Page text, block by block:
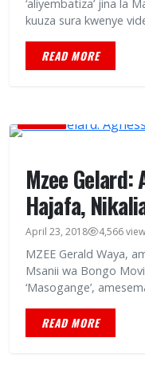
‘aliyembatiza’ jina la
kuuza sura kwenye
READ MORE
Mzee Gelard:
Hajafa,
April 23, 2018 4,566
MZEE Gerald Waya,
Msanii wa Bongo
‘Masogange’,
READ MORE